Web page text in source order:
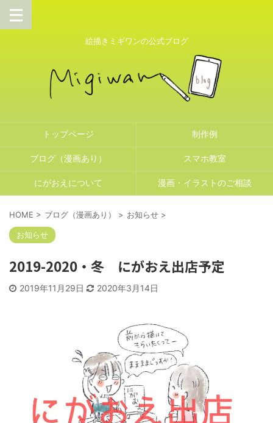
絵描きミギワンの公式ブログ
トップページ 制作例
ブログ（漫画あり） スマホ教室
にがおえについて 漫画・イラストのご相談
HOME > ブログ（漫画あり） > お知らせ >
お知らせ
2019-2020・冬 にがおえ出店予定
2019年11月29日 2020年3月14日